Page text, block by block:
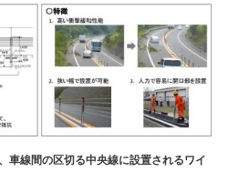
車線間の区切る中央線に設置されるワイ